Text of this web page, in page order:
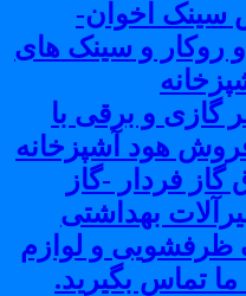
اخوان-
و سینک های
و برقی با
هود آشپزخانه
فردار -گاز
بهداشتی
و لوازم
تماس بگیرید.